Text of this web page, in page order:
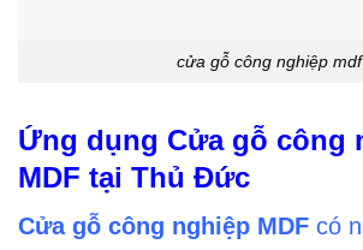
cửa gỗ công nghiệp mdf
Ứng dụng Cửa gỗ công
MDF tại Thủ Đức
Cửa gỗ công nghiệp MDF có